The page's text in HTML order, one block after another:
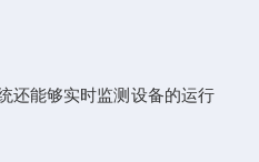
还能够实时监测设备的运行